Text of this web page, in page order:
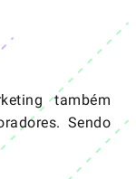
também
Sendo